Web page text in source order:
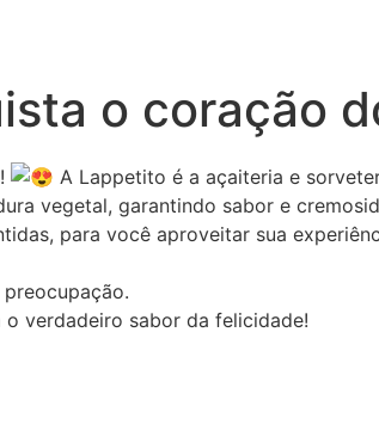
o coração
A Lappetito é a açaiteria e
vegetal, garantindo sabor e
para você aproveitar sua
o verdadeiro sabor da felicidade!